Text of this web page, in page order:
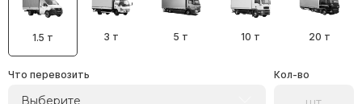
1.5 т 3 т 5 т 10 т 20 т
Что перевозить
Выберите
Кол-во